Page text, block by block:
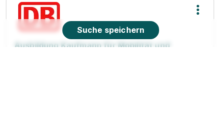
Ausbildung Kaufmann für Mobilität und
Suche speichern